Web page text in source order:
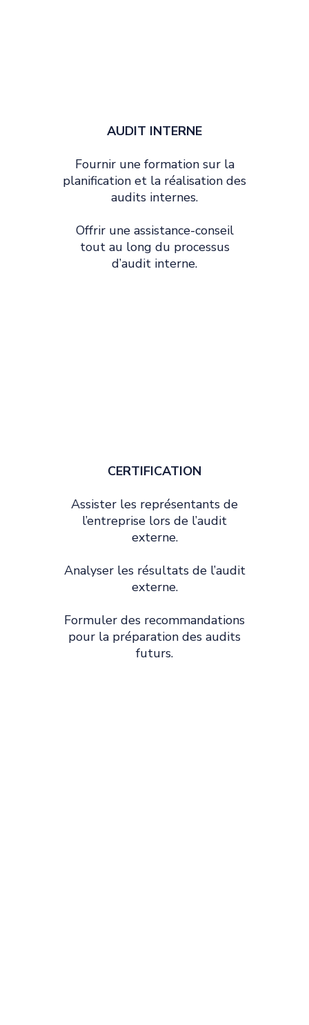
AUDIT INTERNE
Fournir une formation sur la
planification et la réalisation des
audits internes.
Offrir une assistance-conseil
tout au long du processus
d’audit interne.
CERTIFICATION
Assister les représentants de
l’entreprise lors de l’audit
externe.
Analyser les résultats de l’audit
externe.
Formuler des recommandations
pour la préparation des audits
futurs.